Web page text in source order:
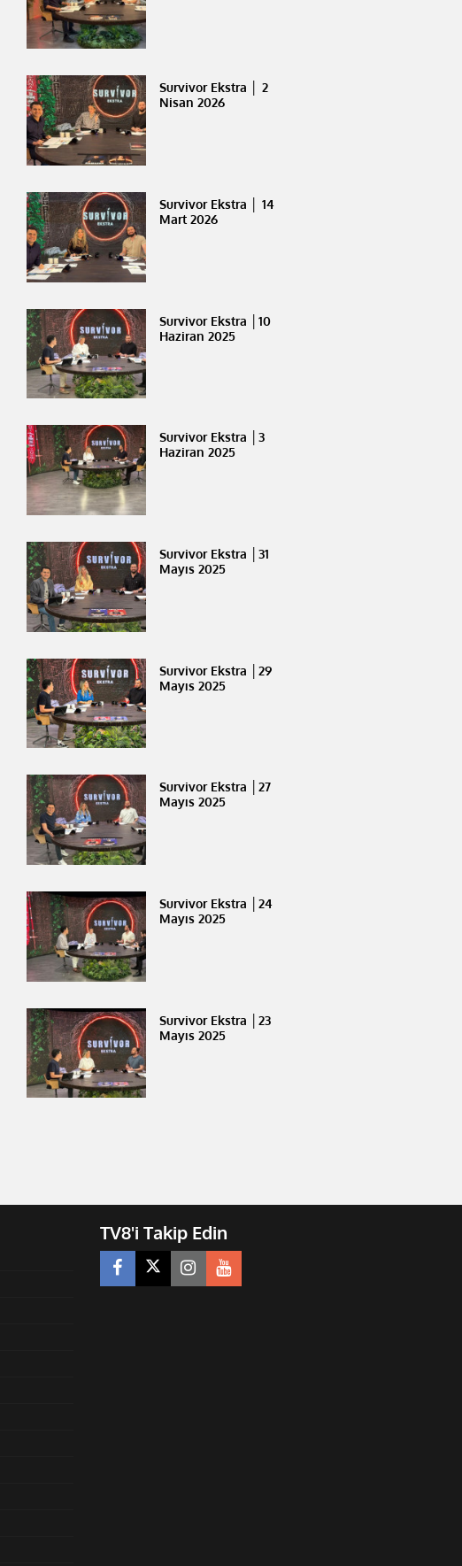
Survivor Ekstra │ 2
Nisan 2026
Survivor Ekstra │ 14
Mart 2026
Survivor Ekstra │10
Haziran 2025
Survivor Ekstra │3
Haziran 2025
Survivor Ekstra │31
Mayıs 2025
Survivor Ekstra │29
Mayıs 2025
Survivor Ekstra │27
Mayıs 2025
Survivor Ekstra │24
Mayıs 2025
Survivor Ekstra │23
Mayıs 2025
TV8'i Takip Edin